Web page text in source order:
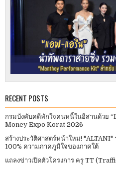
RECENT POSTS
กรมบังคับคดีพักใจคนหนี้ในอีสานด้วย
Money Expo Korat 2026
สร้างประวัติศาสตร์หน้าใหม่!
100% ความภาคภูมิใจของภาคใต้
แถลงข่าวเปิดตัวโครงการ ครู TT